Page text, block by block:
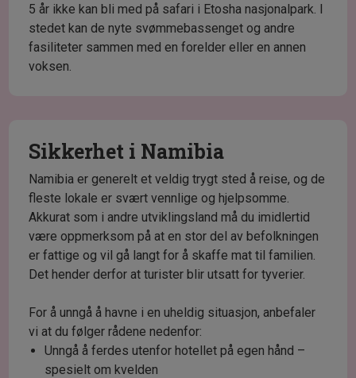
5 år ikke kan bli med på safari i Etosha nasjonalpark. I
stedet kan de nyte svømmebassenget og andre
fasiliteter sammen med en forelder eller en annen
voksen.
Sikkerhet i Namibia
Namibia er generelt et veldig trygt sted å reise, og de
fleste lokale er svært vennlige og hjelpsomme.
Akkurat som i andre utviklingsland må du imidlertid
være oppmerksom på at en stor del av befolkningen
er fattige og vil gå langt for å skaffe mat til familien.
Det hender derfor at turister blir utsatt for tyverier.
For å unngå å havne i en uheldig situasjon, anbefaler
vi at du følger rådene nedenfor:
Unngå å ferdes utenfor hotellet på egen hånd –
spesielt om kvelden